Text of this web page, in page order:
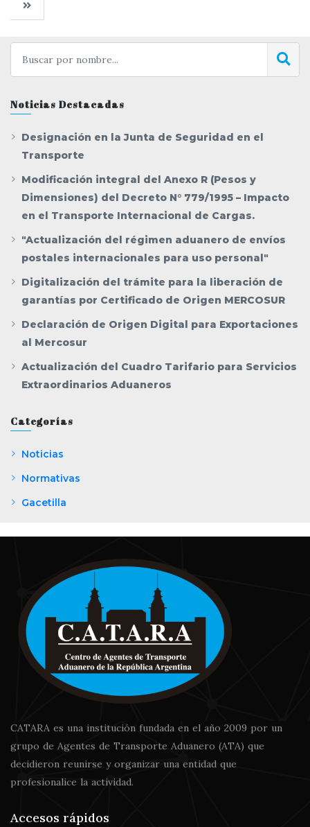
Noticias Destacadas
Designación en la Junta de Seguridad en el
Transporte
Modificación integral del Anexo R (Pesos y
Dimensiones) del Decreto N° 779/1995 – Impacto
en el Transporte Internacional de Cargas.
"Actualización del régimen aduanero de envíos
postales internacionales para uso personal"
Digitalización del trámite para la liberación de
garantías por Certificado de Origen MERCOSUR
Declaración de Origen Digital para Exportaciones
al Mercosur
Actualización del Cuadro Tarifario para Servicios
Extraordinarios Aduaneros
Categorías
Noticias
Normativas
Gacetilla
CATARA es una institución fundada en el año 2009 por un
grupo de Agentes de Transporte Aduanero (ATA) que
decidieron reunirse y organizar una entidad que
profesionalice la actividad.
Accesos rápidos